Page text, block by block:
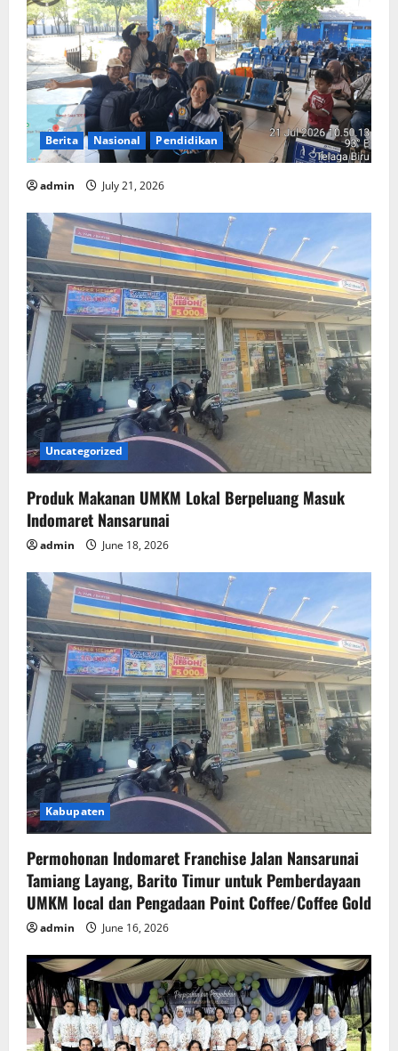
Berita Nasional Pendidikan
admin July 21, 2026
Uncategorized
Produk Makanan UMKM Lokal Berpeluang Masuk
Indomaret Nansarunai
admin June 18, 2026
Kabupaten
Permohonan Indomaret Franchise Jalan Nansarunai
Tamiang Layang, Barito Timur untuk Pemberdayaan
UMKM local dan Pengadaan Point Coffee/Coffee Gold
admin June 16, 2026